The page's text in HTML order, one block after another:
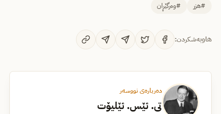
#هزر
#وەرگێڕان
هاوبەشکردن:
دەربارەی نووسەر
تی. ئێس. ئێلیۆت